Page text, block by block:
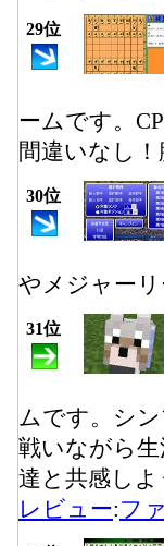
29位
ームです。
間違いなし
30位
やメジャー
31位
ムです。シ
戦いながら
達と共感しよ
レビュー:フ